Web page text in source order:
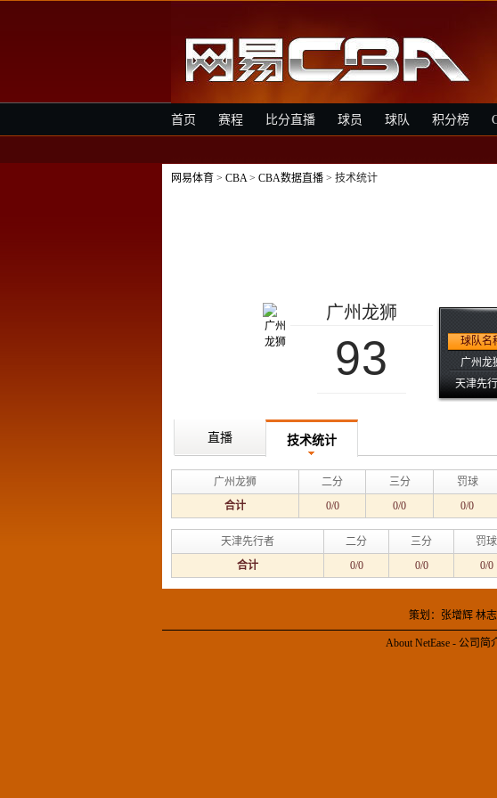
首页 赛程 比分直播 球员 球队 积分榜
网易体育 > CBA> CBA数据直播 > 技术统计
广州龙狮
93
球队名
广州龙
天津先
直播 技术统计
广州龙狮 二分 三分 罚球
合计
0/0 0/0 0/0
天津先行者 二分 三分 罚球
合计
0/0 0/0 0/0
策划：张增辉 林
About NetEase - 公司简